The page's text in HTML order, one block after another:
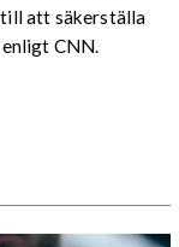
att säkerställa
CNN.